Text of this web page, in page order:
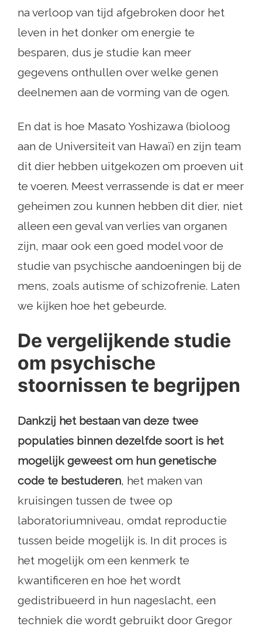
na verloop van tijd afgebroken door het
leven in het donker om energie te
besparen, dus je studie kan meer
gegevens onthullen over welke genen
deelnemen aan de vorming van de ogen.
En dat is hoe Masato Yoshizawa (bioloog
aan de Universiteit van Hawaï) en zijn team
dit dier hebben uitgekozen om proeven uit
te voeren. Meest verrassende is dat er meer
geheimen zou kunnen hebben dit dier, niet
alleen een geval van verlies van organen
zijn, maar ook een goed model voor de
studie van psychische aandoeningen bij de
mens, zoals autisme of schizofrenie. Laten
we kijken hoe het gebeurde.
De vergelijkende studie
om psychische
stoornissen te begrijpen
Dankzij het bestaan ​​van deze twee
populaties binnen dezelfde soort is het
mogelijk geweest om hun genetische
code te bestuderen, het maken van
kruisingen tussen de twee op
laboratoriumniveau, omdat reproductie
tussen beide mogelijk is. In dit proces is
het mogelijk om een ​​kenmerk te
kwantificeren en hoe het wordt
gedistribueerd in hun nageslacht, een
techniek die wordt gebruikt door Gregor